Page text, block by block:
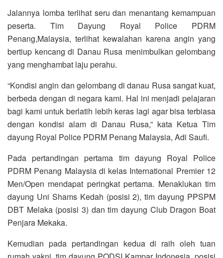
Jalannya lomba terlihat seru dan menantang kemampuan
peserta. Tim Dayung Royal Police PDRM
Penang,Malaysia, terlihat kewalahan karena angin yang
bertiup kencang di Danau Rusa menimbulkan gelombang
yang menghambat laju perahu.
“Kondisi angin dan gelombang di danau Rusa sangat kuat,
berbeda dengan di negara kami. Hal ini menjadi pelajaran
bagi kami untuk berlatih lebih keras lagi agar bisa terbiasa
dengan kondisi alam di Danau Rusa,” kata Ketua Tim
dayung Royal Police PDRM Penang Malaysia, Adi Saufi.
Pada pertandingan pertama tim dayung Royal Police
PDRM Penang Malaysia di kelas International Premier 12
Men/Open mendapat peringkat pertama. Menaklukan tim
dayung Uni Shams Kedah (posisi 2), tim dayung PPSPM
DBT Melaka (posisi 3) dan tim dayung Club Dragon Boat
Penjara Mekaka.
Kemudian pada pertandingan kedua di raih oleh tuan